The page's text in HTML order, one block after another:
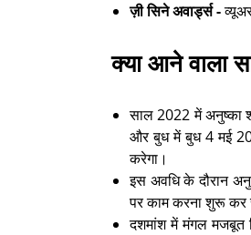
ज़ी सिने अवार्ड्स -
क्या आने वाला
साल 2022 में अनुष्का
और बुध में बुध 4 मई
करेगा।
इस अवधि के दौरान
पर काम करना शुरू
दशमांश में मंगल मजबूत